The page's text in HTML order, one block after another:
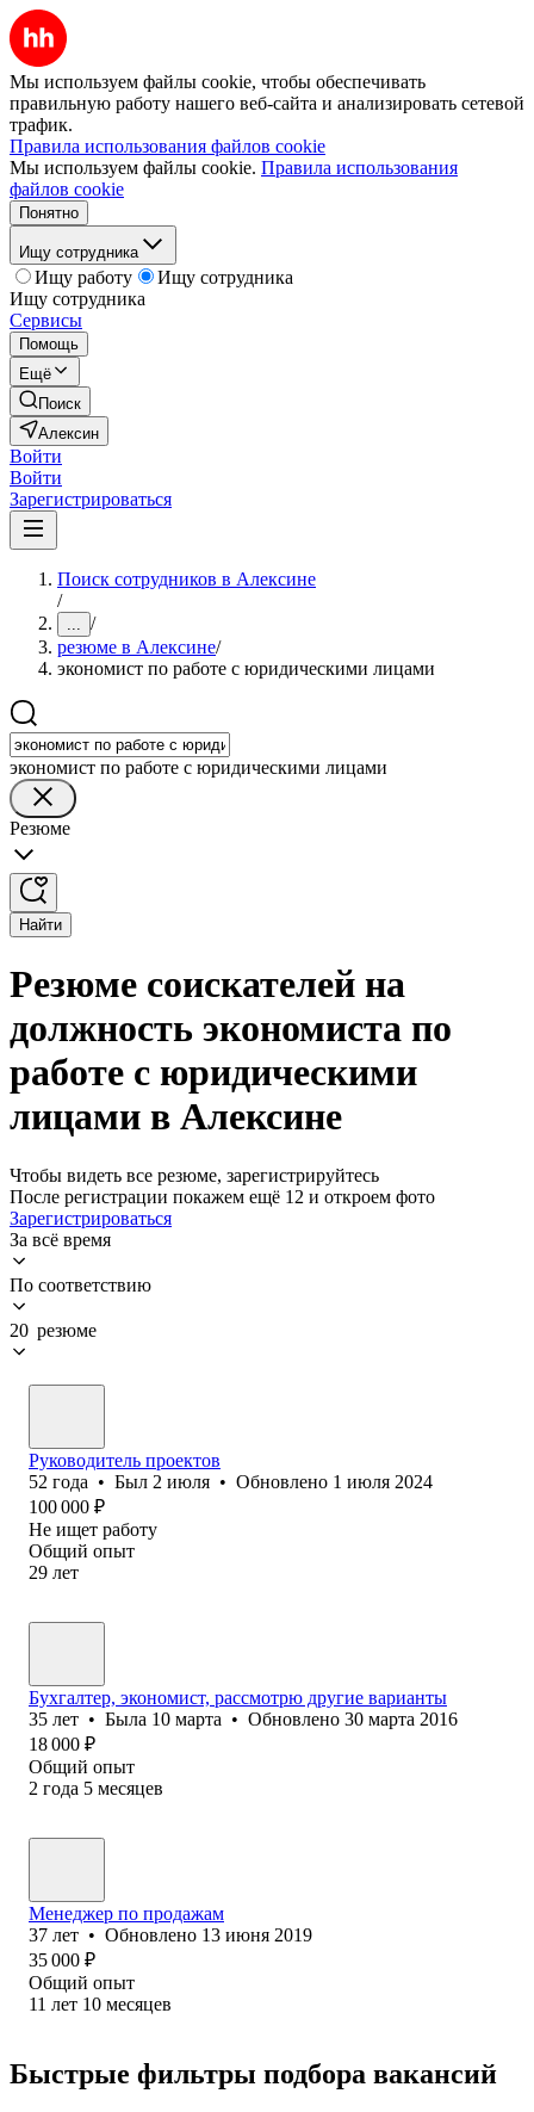
Мы используем файлы cookie, чтобы обеспечивать
правильную работу нашего веб-сайта и анализировать сетевой
трафик.
Правила использования файлов cookie
Мы используем файлы cookie. Правила использования
файлов cookie
Понятно
Ищу сотрудника
Ищу работу
Ищу сотрудника
Ищу сотрудника
Сервисы
Помощь
Ещё
Поиск
Алексин
Войти
Войти
Зарегистрироваться
Поиск сотрудников в Алексине
/
... /
резюме в Алексине/
экономист по работе с юридическими лицами
экономист по работе с юридическими лицами
Резюме
Найти
Резюме соискателей на
должность экономиста по
работе с юридическими
лицами в Алексине
Чтобы видеть все резюме, зарегистрируйтесь
После регистрации покажем ещё 12 и откроем фото
Зарегистрироваться
За всё время
По соответствию
20 резюме
Руководитель проектов
52 года • Был 2 июля • Обновлено 1 июля 2024
100 000 ₽
Не ищет работу
Общий опыт
29 лет
Бухгалтер, экономист, рассмотрю другие варианты
35 лет • Была 10 марта • Обновлено 30 марта 2016
18 000 ₽
Общий опыт
2 года 5 месяцев
Менеджер по продажам
37 лет • Обновлено 13 июня 2019
35 000 ₽
Общий опыт
11 лет 10 месяцев
Быстрые фильтры подбора вакансий